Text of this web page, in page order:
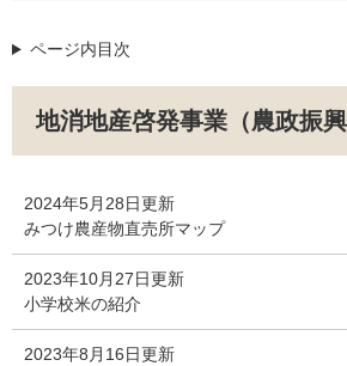
ページ内目次
地消地産啓発事業（農政振興
2024年5月28日更新
みつけ農産物直売所マップ
2023年10月27日更新
小学校米の紹介
2023年8月16日更新